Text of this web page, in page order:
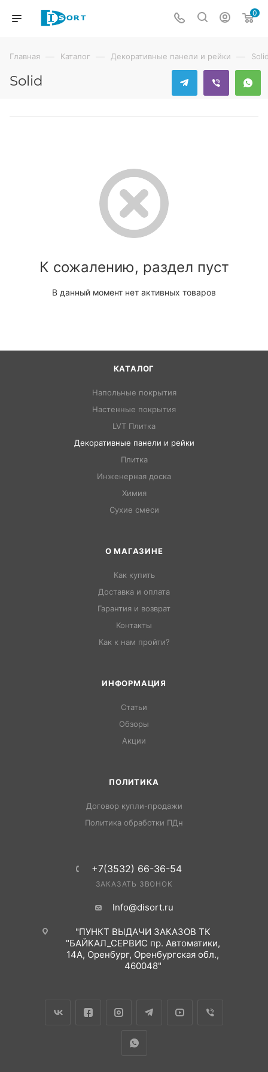
0
Главная — Каталог — Декоративные панели и рейки —
Solid
К сожалению, раздел пуст
В данный момент нет активных товаров
КАТАЛОГ
Напольные покрытия
Настенные покрытия
LVT Плитка
Декоративные панели и рейки
Плитка
Инженерная доска
Химия
Сухие смеси
О МАГАЗИНЕ
Как купить
Доставка и оплата
Гарантия и возврат
Контакты
Как к нам пройти?
ИНФОРМАЦИЯ
Статьи
Обзоры
Акции
ПОЛИТИКА
Договор купли-продажи
Политика обработки ПДн
+7(3532) 66-36-54
ЗАКАЗАТЬ ЗВОНОК
Info@disort.ru
"ПУНКТ ВЫДАЧИ ЗАКАЗОВ ТК
"БАЙКАЛ_СЕРВИС пр. Автоматики,
14А, Оренбург, Оренбургская обл.,
460048"